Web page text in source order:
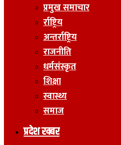
प्रमुख समाचार
र्राष्ट्रिय
अन्तर्राष्ट्रिय
राजनीति
धर्मसंस्कृत
शिक्षा
स्वास्थ्य
समाज
प्रदेश खबर